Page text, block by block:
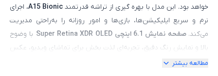
خواهد بود. این مدل با بهره‌ گیری از تراشه قدرتمندA15 Bionic، اجرای
نرم و سریع اپلیکیشن‌ها، بازی‌ها و امور روزانه را به‌راحتی مدیریت
می‌کند. صفحه‌ نمایش 6.1 اینچی Super Retina XDR OLED با وضوح
بالا و نمایش رنگ دقیق، تجربه‌ای لذت‌ بخش برای تماشای ویدیو، عکس
و کار با محتوا فراهم می‌سازد.
مطالعه بیشتر